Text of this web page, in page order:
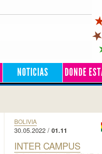
NOTICIAS DONDE
BOLIVIA
30.05.2022 / 01.11
INTER CAMPUS